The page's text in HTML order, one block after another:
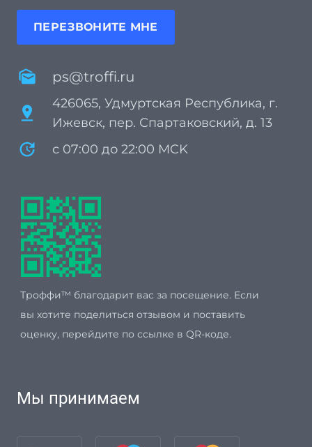
ПЕРЕЗВОНИТЕ МНЕ
mark_as_unread ps@troffi.ru
pin_drop
426065, Удмуртская Республика, г.
Ижевск, пер. Спартаковский, д. 13
update с 07:00 до 22:00 MCK
Троффи™ благодарит вас за посещение. Если
вы хотите поделиться отзывом и поставить
оценку, перейдите по ссылке в QR-коде.
Мы принимаем